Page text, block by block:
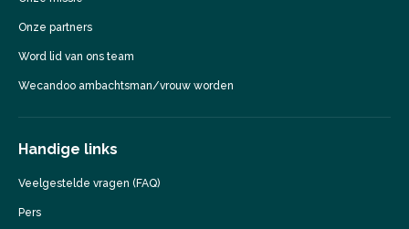
Onze partners
Word lid van ons team
Wecandoo ambachtsman/vrouw worden
Handige links
Veelgestelde vragen (FAQ)
Pers